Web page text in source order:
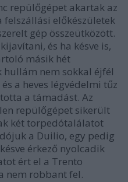
repülőgépet akartak az
előkészületek
gép összeütközött.
és ha késve is,
másik hét
nem sokkal éjfél
a heves légvédelmi tűz
a támadást. Az
repülőgépet sikerült
két torpedótalálatot
a Duilio, egy pedig
érkező nyolcadik
ért el a Trento
nem robbant fel.